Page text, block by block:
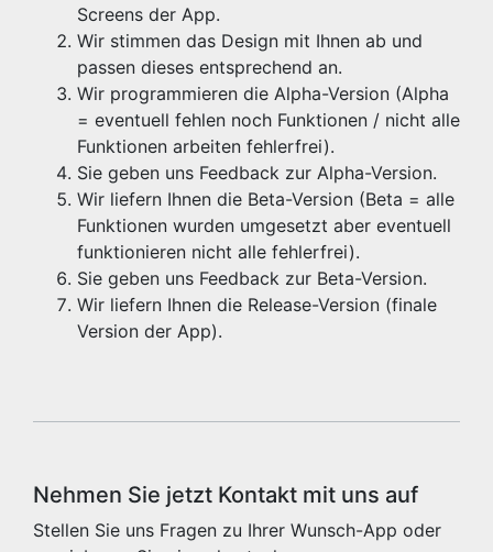
Screens der App.
Wir stimmen das Design mit Ihnen ab und
passen dieses entsprechend an.
Wir programmieren die Alpha-Version (Alpha
= eventuell fehlen noch Funktionen / nicht alle
Funktionen arbeiten fehlerfrei).
Sie geben uns Feedback zur Alpha-Version.
Wir liefern Ihnen die Beta-Version (Beta = alle
Funktionen wurden umgesetzt aber eventuell
funktionieren nicht alle fehlerfrei).
Sie geben uns Feedback zur Beta-Version.
Wir liefern Ihnen die Release-Version (finale
Version der App).
Nehmen Sie jetzt Kontakt mit uns auf
Stellen Sie uns Fragen zu Ihrer Wunsch-App oder